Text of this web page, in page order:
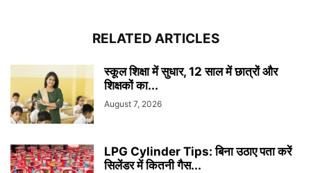
RELATED ARTICLES
स्कूल शिक्षा में सुधार, 12 साल में छात्रों और
शिक्षकों का...
August 7, 2026
LPG Cylinder Tips: बिना उठाए पता करें
सिलेंडर में कितनी गैस...